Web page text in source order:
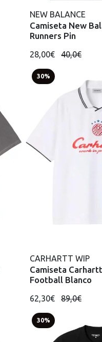
NEW BALANCE
Camiseta New
Runners Pin
28,00€ 40,0€
30%
CARHARTT WIP
Camiseta
Football Blanco
62,30€ 89,0€
30%